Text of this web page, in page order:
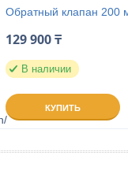
Обратный клапан 200
129 900 ₸
В наличии
КУПИТЬ